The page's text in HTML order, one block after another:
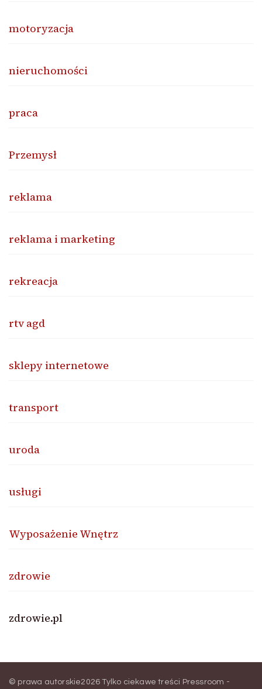
motoryzacja
nieruchomości
praca
Przemysł
reklama
reklama i marketing
rekreacja
rtv agd
sklepy internetowe
transport
uroda
usługi
Wyposażenie Wnętrz
zdrowie
zdrowie.pl
© prawa autorskie2026Tylko ciekawe treści Pressroom -